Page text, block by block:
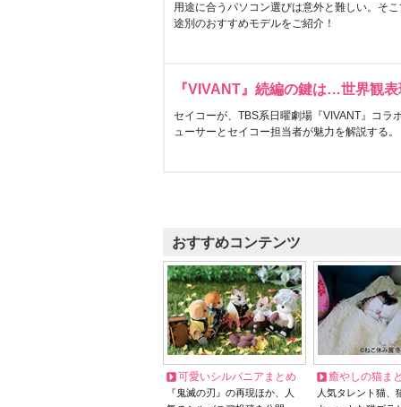
用途に合うパソコン選びは意外と難しい。そ
途別のおすすめモデルをご紹介！
『VIVANT』続編の鍵は…世界観
セイコーが、TBS系日曜劇場『VIVANT』コラ
ューサーとセイコー担当者が魅力を解説する。
おすすめコンテンツ
可愛いシルバニアまとめ
『鬼滅の刃』の再現ほか、人
癒やしの猫ま
人気タレント猫